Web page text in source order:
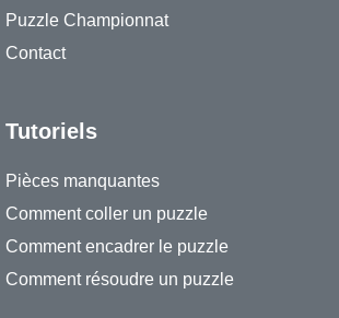
Puzzle Championnat
Contact
Tutoriels
Pièces manquantes
Comment coller un puzzle
Comment encadrer le puzzle
Comment résoudre un puzzle